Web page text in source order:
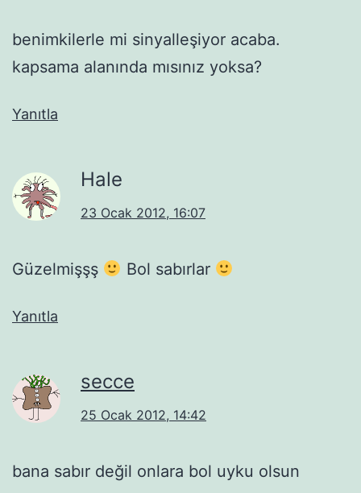
benimkilerle mi sinyalleşiyor acaba.
kapsama alanında mısınız yoksa?
Yanıtla
Hale
23 Ocak 2012, 16:07
Güzelmişşş Bol sabırlar
Yanıtla
secce
25 Ocak 2012, 14:42
bana sabır değil onlara bol uyku olsun